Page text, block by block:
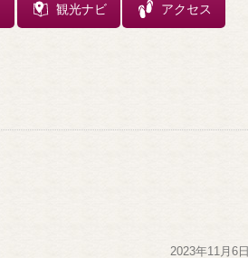
観光ナビ アクセス
2023年11月6日